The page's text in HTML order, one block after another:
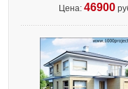
Цена: 46900